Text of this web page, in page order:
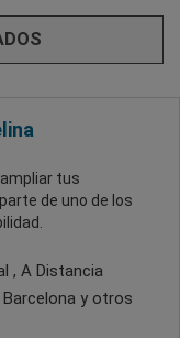
tus
de uno de los
, A Distancia
y otros